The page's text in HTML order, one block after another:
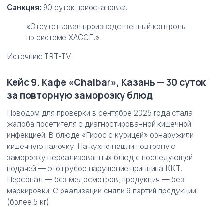
Санкция: 90 суток приостановки.
«Отсутствовал производственный контроль
по системе ХАССП.»
Источник: TRT-TV.
Кейс 9. Кафе «Chalbar», Казань — 30 суток
за повторную заморозку блюд
Поводом для проверки в сентябре 2025 года стала
жалоба посетителя с диагностированной кишечной
инфекцией. В блюде «Гирос с курицей» обнаружили
кишечную палочку. На кухне нашли повторную
заморозку нереализованных блюд с последующей
подачей — это грубое нарушение принципа ККТ.
Персонал — без медосмотров, продукция — без
маркировки. С реализации сняли 6 партий продукции
(более 5 кг).